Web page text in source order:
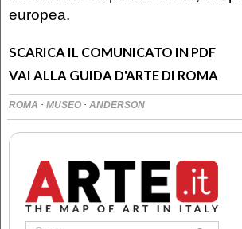
europea.
SCARICA IL COMUNICATO IN PDF
VAI ALLA GUIDA D'ARTE DI ROMA
ROMA · MUSEO · ANDERSON